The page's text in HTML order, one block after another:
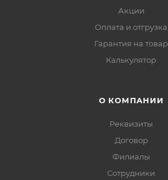
Акции
Оплата и отгрузка
Гарантия на товар
Калькулятор
О КОМПАНИИ
Реквизиты
Договор
Филиалы
Сотрудники